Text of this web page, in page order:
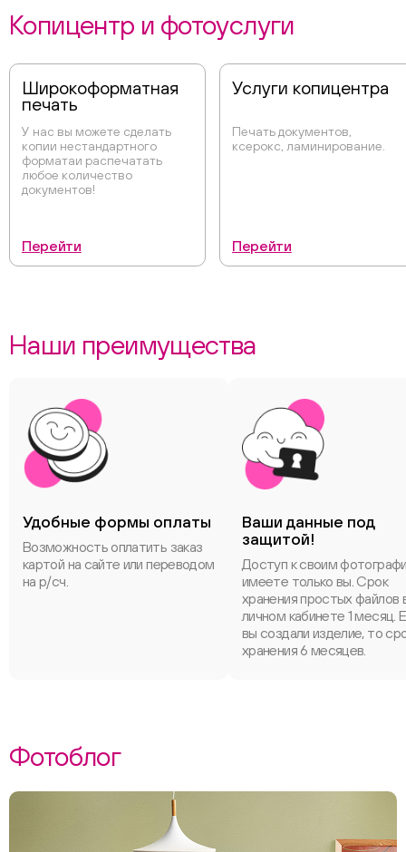
Копицентр и фотоуслуги
Широкоформатная
печать
У нас вы можете сделать
копии нестандартного
форматаи распечатать
любое количество
документов!
Перейти
Услуги копицентра
Печать документов,
ксерокс, ламинирование.
Перейти
Наши преимущества
Удобные формы оплаты
Возможность оплатить заказ
картой на сайте или переводом
на р/сч.
Ваши данные под
защитой!
Доступ к своим
имеете только вы. Срок
хранения простых файлов
личном кабинете 1 месяц.
вы создали изделие, то
хранения 6 месяцев.
Фотоблог